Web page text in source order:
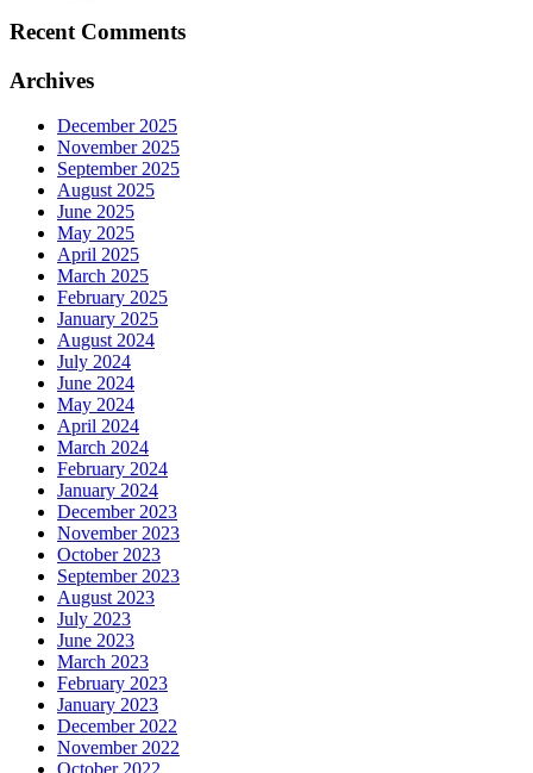
Recent Comments
Archives
December 2025
November 2025
September 2025
August 2025
June 2025
May 2025
April 2025
March 2025
February 2025
January 2025
August 2024
July 2024
June 2024
May 2024
April 2024
March 2024
February 2024
January 2024
December 2023
November 2023
October 2023
September 2023
August 2023
July 2023
June 2023
March 2023
February 2023
January 2023
December 2022
November 2022